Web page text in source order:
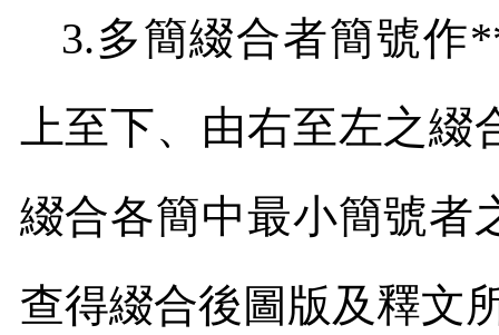
3.多簡綴合者簡號作
上至下、由右至左之綴
綴合各簡中最小簡號者
查得綴合後圖版及釋文